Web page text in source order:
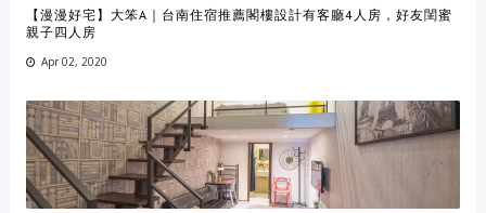
【漫漫好宅】大笨A｜台南住宿推薦閣樓設計有客廳4人房，好友閨蜜
親子四人房
Apr 02, 2020